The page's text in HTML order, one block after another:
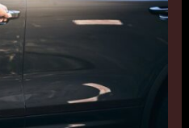
55179079